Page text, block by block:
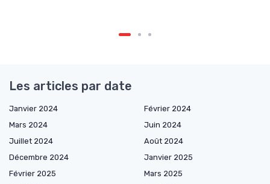
Les articles par date
Janvier 2024
Février 2024
Mars 2024
Juin 2024
Juillet 2024
Août 2024
Décembre 2024
Janvier 2025
Février 2025
Mars 2025